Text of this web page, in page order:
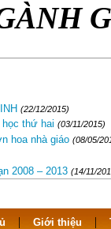
(22/12/2015)
thứ hai (03/11/2015)
hoa nhà giáo (08/05/
2008 – 2013 (14/11/
| Giới thiệu |